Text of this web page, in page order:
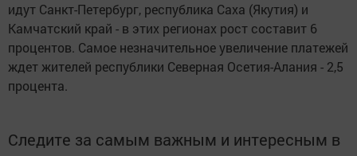
идут Санкт-Петербург, республика Саха (Якутия) и
Камчатский край - в этих регионах рост составит 6
процентов. Самое незначительное увеличение платежей
ждет жителей республики Северная Осетия-Алания - 2,5
процента.
Следите за самым важным и интересным в